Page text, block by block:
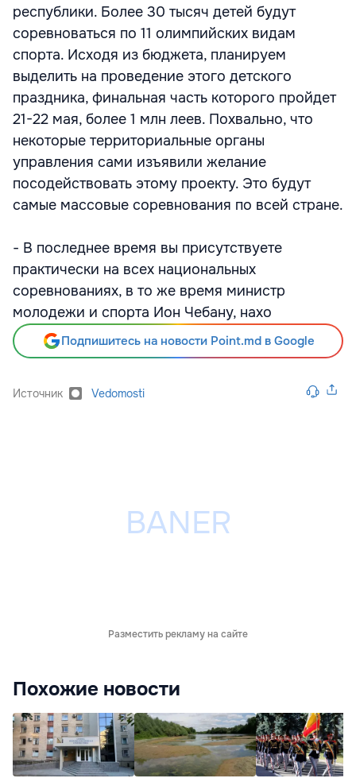
республики. Более 30 тысяч детей будут
соревноваться по 11 олимпийских видам
спорта. Исходя из бюджета, планируем
выделить на проведение этого детского
праздника, финальная часть которого пройдет
21-22 мая, более 1 млн леев. Похвально, что
некоторые территориальные органы
управления сами изъявили желание
посодействовать этому проекту. Это будут
самые массовые соревнования по всей стране.
- В последнее время вы присутствуете
практически на всех национальных
соревнованиях, в то же время министр
молодежи и спорта Ион Чебану, нахо
Подпишитесь на новости Point.md в Google
Источник Vedomosti
Разместить рекламу на сайте
Похожие новости